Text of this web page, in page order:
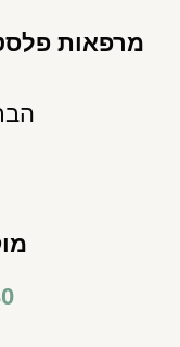
מרפאות
הברזל